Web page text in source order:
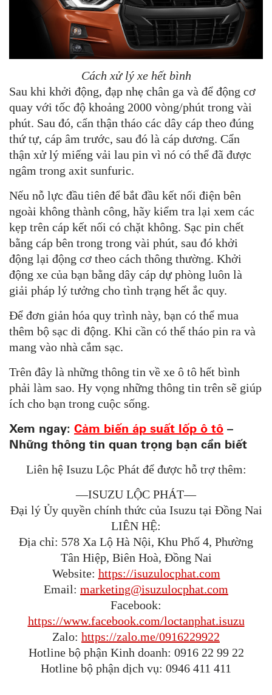
Cách xử lý xe hết bình
Sau khi khởi động, đạp nhẹ chân ga và để động cơ
quay với tốc độ khoảng 2000 vòng/phút trong vài
phút. Sau đó, cẩn thận tháo các dây cáp theo đúng
thứ tự, cáp âm trước, sau đó là cáp dương. Cẩn
thận xử lý miếng vải lau pin vì nó có thể đã được
ngâm trong axit sunfuric.
Nếu nỗ lực đầu tiên để bắt đầu kết nối điện bên
ngoài không thành công, hãy kiểm tra lại xem các
kẹp trên cáp kết nối có chặt không. Sạc pin chết
bằng cáp bên trong trong vài phút, sau đó khởi
động lại động cơ theo cách thông thường. Khởi
động xe của bạn bằng dây cáp dự phòng luôn là
giải pháp lý tưởng cho tình trạng hết ắc quy.
Để đơn giản hóa quy trình này, bạn có thể mua
thêm bộ sạc di động. Khi cần có thể tháo pin ra và
mang vào nhà cắm sạc.
Trên đây là những thông tin về xe ô tô hết bình
phải làm sao. Hy vọng những thông tin trên sẽ giúp
ích cho bạn trong cuộc sống.
Xem ngay: Cảm biến áp suất lốp ô tô –
Những thông tin quan trọng bạn cần biết
Liên hệ Isuzu Lộc Phát để được hỗ trợ thêm:
—ISUZU LỘC PHÁT—
Đại lý Ủy quyền chính thức của Isuzu tại Đồng Nai
LIÊN HỆ:
Địa chỉ: 578 Xa Lộ Hà Nội, Khu Phố 4, Phường
Tân Hiệp, Biên Hoà, Đồng Nai
Website: https://isuzulocphat.com
Email: marketing@isuzulocphat.com
Facebook:
https://www.facebook.com/loctanphat.isuzu
Zalo: https://zalo.me/0916229922
Hotline bộ phận Kinh doanh: 0916 22 99 22
Hotline bộ phận dịch vụ: 0946 411 411